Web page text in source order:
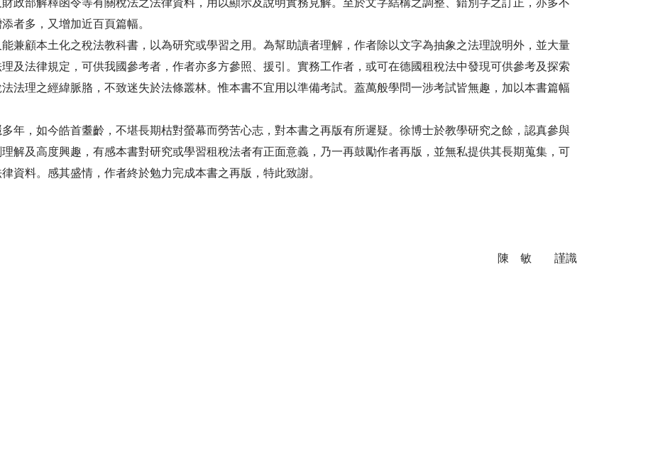
政部解釋函令等有關稅法之法律資料，用以顯示及說明實務見解。至於文字結構之調整、錯別字之訂正，亦多不
者多，又增加近百頁篇幅。
兼顧本土化之稅法教科書，以為研究或學習之用。為幫助讀者理解，作者除以文字為抽象之法理說明外，並大量
及法律規定，可供我國參考者，作者亦多方參照、援引。實務工作者，或可在德國租稅法中發現可供參考及探索
法理之經緯脈胳，不致迷失於法條叢林。惟本書不宜用以準備考試。蓋萬般學問一涉考試皆無趣，加以本書篇幅
年，如今皓首耋齡，不堪長期枯對螢幕而勞苦心志，對本書之再版有所遲疑。徐博士於教學研究之餘，認真參與
解及高度興趣，有感本書對研究或學習租稅法者有正面意義，乃一再鼓勵作者再版，並無私提供其長期蒐集，可
資料。感其盛情，作者終於勉力完成本書之再版，特此致謝。
陳 敏 謹識